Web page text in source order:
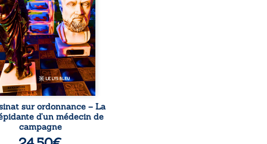
Depuis septembre
il raconte le long combat
conduit à être écarté du
médical, malgré une
de première instance
sur ordonnance – La
d’un médecin de
campagne